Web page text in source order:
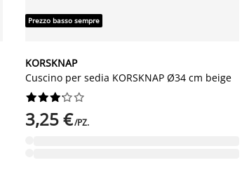
Prezzo basso sempre
KORSKNAP
Cuscino per sedia KORSKNAP Ø34 cm beige






3,25 €/PZ.